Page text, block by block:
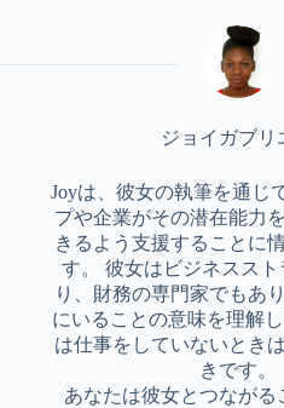
ジョイガブリ
Joyは、彼女の執筆を通じ
プや企業がその潜在能力
きるよう支援することに
す。 彼女はビジネスス
り、財務の専門家でもあ
にいることの意味を理解
は仕事をしていないとき
きです。
あなたは彼女とつながる